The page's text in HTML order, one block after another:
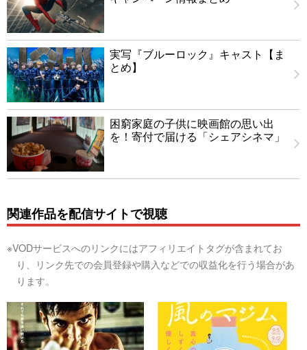
実写『ブルーロック』キャスト【ま
とめ】
困窮家庭の子供に映画館の思い出
を！寄付で届ける「シェアシネマ」
関連作品を配信サイトで視聴
※VODサービスへのリンクにはアフィリエイトタグが含まれてお
り、リンク先での会員登録や購入などでの収益化を行う場合があ
ります。